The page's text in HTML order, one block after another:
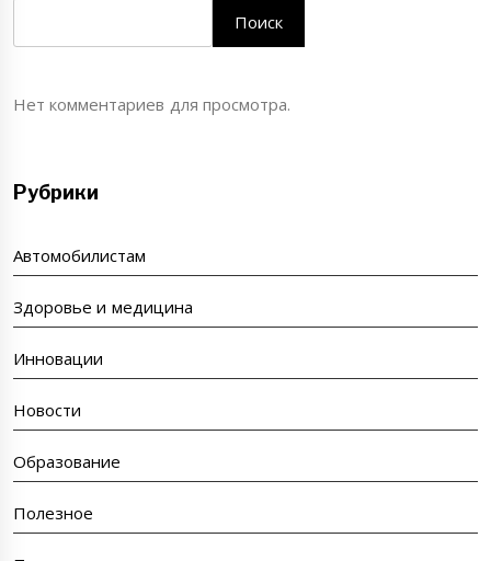
Поиск
Нет комментариев для просмотра.
Рубрики
Автомобилистам
Здоровье и медицина
Инновации
Новости
Образование
Полезное